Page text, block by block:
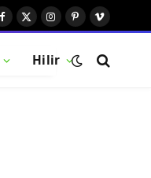
Facebook
X
Instagram
Pinterest
Vimeo
Hilir
BUTTON